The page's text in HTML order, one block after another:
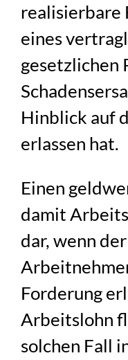
realisierbare
eines
gesetzlichen
Hinblick auf
erlassen hat.
Einen
damit
dar, wenn
Forderung
Arbeitslohn
solchen Fall